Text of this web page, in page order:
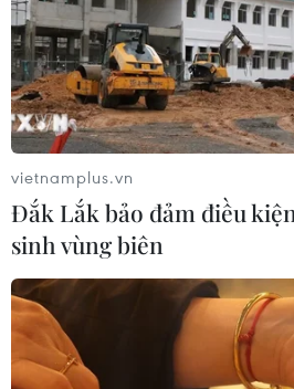
07/08/2026 08:39
Dự án đường sắt nhẹ Phú
vận hành chạy thử nghiệm
năm 2027
07/08/2026 08:28
thống trạm sạc điện trên cao
Bắc-Nam
07/08/2026 08:15
vietnamplus.vn
Đắk Lắk bảo đảm điều
sinh vùng biên